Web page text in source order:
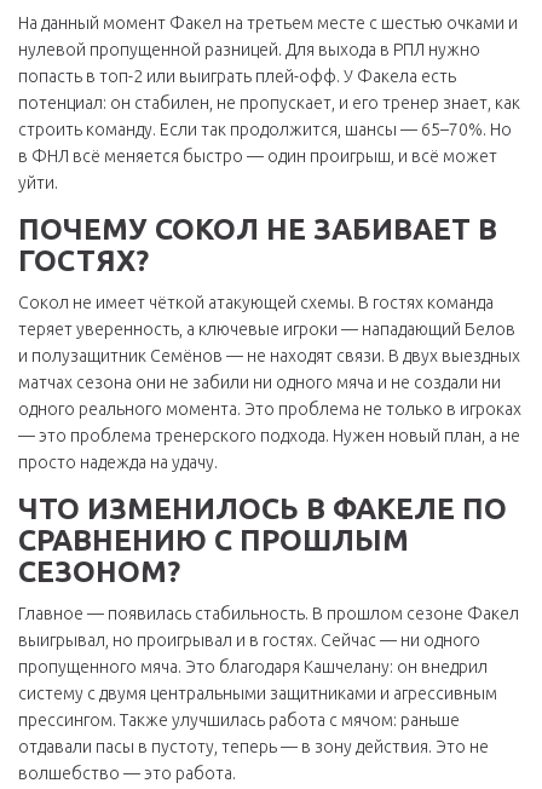
На данный момент Факел на третьем месте с шестью очками и
нулевой пропущенной разницей. Для выхода в РПЛ нужно
попасть в топ-2 или выиграть плей-офф. У Факела есть
потенциал: он стабилен, не пропускает, и его тренер знает, как
строить команду. Если так продолжится, шансы — 65–70%. Но
в ФНЛ всё меняется быстро — один проигрыш, и всё может
уйти.
ПОЧЕМУ СОКОЛ НЕ ЗАБИВАЕТ В
ГОСТЯХ?
Сокол не имеет чёткой атакующей схемы. В гостях команда
теряет уверенность, а ключевые игроки — нападающий Белов
и полузащитник Семёнов — не находят связи. В двух выездных
матчах сезона они не забили ни одного мяча и не создали ни
одного реального момента. Это проблема не только в игроках
— это проблема тренерского подхода. Нужен новый план, а не
просто надежда на удачу.
ЧТО ИЗМЕНИЛОСЬ В ФАКЕЛЕ ПО
СРАВНЕНИЮ С ПРОШЛЫМ
СЕЗОНОМ?
Главное — появилась стабильность. В прошлом сезоне Факел
выигрывал, но проигрывал и в гостях. Сейчас — ни одного
пропущенного мяча. Это благодаря Кашчелану: он внедрил
систему с двумя центральными защитниками и агрессивным
прессингом. Также улучшилась работа с мячом: раньше
отдавали пасы в пустоту, теперь — в зону действия. Это не
волшебство — это работа.